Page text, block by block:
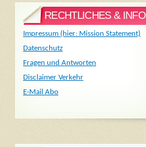
RECHTLICHES & INFO
Impressum (hier: Mission Statement)
Datenschutz
Fragen und Antworten
Disclaimer Verkehr
E-Mail Abo